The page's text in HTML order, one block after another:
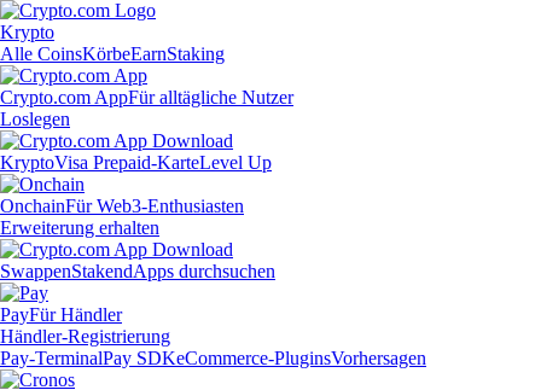
Krypto
Alle CoinsKörbeEarnStaking
Crypto.com AppFür alltägliche Nutzer
Loslegen
KryptoVisa Prepaid-KarteLevel Up
OnchainFür Web3-Enthusiasten
Erweiterung erhalten
SwappenStakendApps durchsuchen
PayFür Händler
Händler-Registrierung
Pay-TerminalPay SDKeCommerce-PluginsVorhersagen